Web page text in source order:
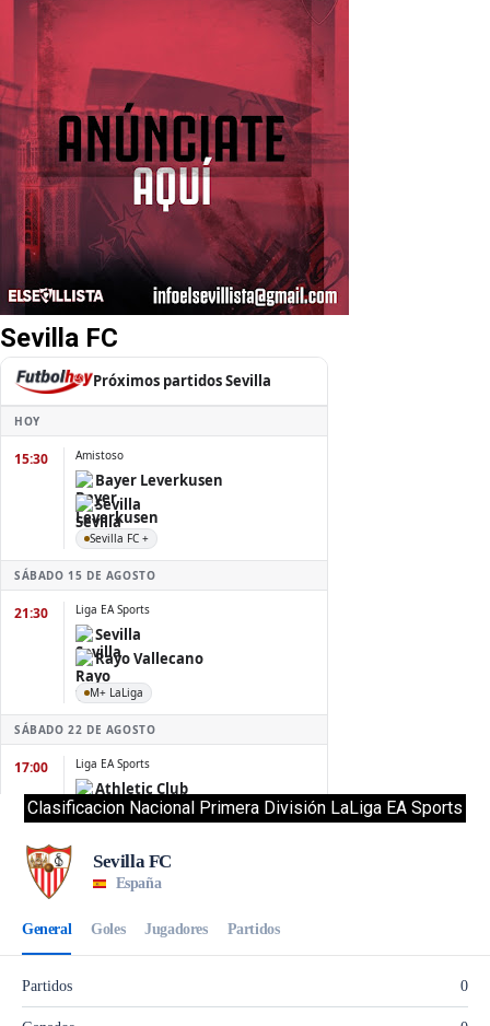
Sevilla FC
Clasificacion Nacional Primera División LaLiga EA Sports